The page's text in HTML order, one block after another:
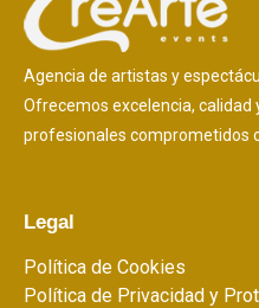
Agencia de artistas y
Ofrecemos excelencia, calidad
profesionales comprometidos
Legal
Política de Cookies
Política de Privacidad y